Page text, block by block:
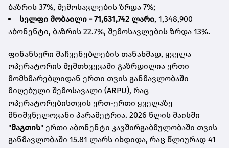
ბაზრის 37%, შემოსავლების ზრდა 7%;
სელფი მობაილი - 71,631,742 ლარი, 1,348,900
აბონენტი, ბაზრის 22.7%, შემოსავლების ზრდა 13%.
ფინანსური მაჩვენებლების თანახმად, ყველა
ოპერატორის შემთხვევაში გაზრდილია ერთი
მომხმარებლიდან ერთი თვის განმავლობაში
მიღებული შემოსავალი (ARPU), რაც
ოპერატორებისთვის ერთ-ერთი ყველაზე
მნიშვნელოვანი პარამეტრია. 2026 წლის მაისში
"მაგთის" ერთი აბონენტი კავშირგაბმულობაში თვის
განმავლობაში 15.81 ლარს იხდიდა, რაც წლიურად 41